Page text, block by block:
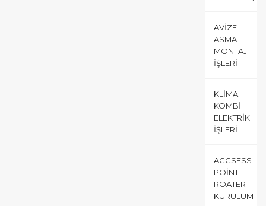
AVIZE
ASMA
MONTAJ
İŞLERI
KLIMA
KOMBI
ELEKTRIK
İŞLERI
ACCSESS
POINT
ROATER
KURULUM